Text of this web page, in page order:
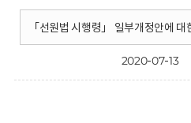
「선원법 시행령」 일부개정안에
2020-07-13